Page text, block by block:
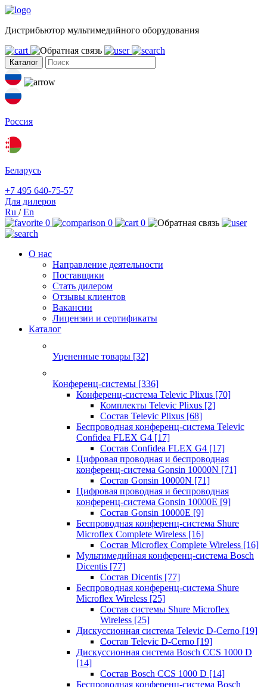
Дистрибьютор мультимедийного оборудования
Каталог
Россия
Беларусь
+7 495 640-75-57
Для дилеров
Ru /En
0
0 0
О нас
Направление деятельности
Поставщики
Стать дилером
Отзывы клиентов
Вакансии
Лицензии и сертификаты
Каталог
Уцененные товары [32]
Конференц-системы [336]
Конференц-система Televic Plixus [70]
Комплекты Televic Plixus [2]
Состав Televic Plixus [68]
Беспроводная конференц-система Televic
Confidea FLEX G4 [17]
Состав Confidea FLEX G4 [17]
Цифровая проводная и беспроводная
конференц-система Gonsin 10000N [71]
Состав Gonsin 10000N [71]
Цифровая проводная и беспроводная
конференц-система Gonsin 10000E [9]
Состав Gonsin 10000E [9]
Беспроводная конференц-система Shure
Microflex Complete Wireless [16]
Состав Microflex Complete Wireless [16]
Мультимедийная конференц-система Bosch
Dicentis [77]
Состав Dicentis [77]
Беспроводная конференц-система Shure
Microflex Wireless [25]
Состав системы Shure Microflex
Wireless [25]
Дискуссионная система Televic D-Cerno [19]
Состав Televic D-Cerno [19]
Дискуссионная система Bosch CCS 1000 D
[14]
Состав Bosch CCS 1000 D [14]
Беспроводная конференц-система Bosch